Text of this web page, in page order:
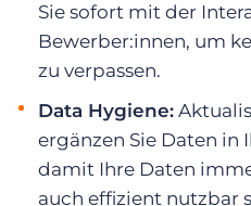
Sie sofort mit der
Bewerber:innen, um
zu verpassen.
Data Hygiene:
ergänzen Sie Daten in
damit Ihre Daten
auch effizient nutzbar